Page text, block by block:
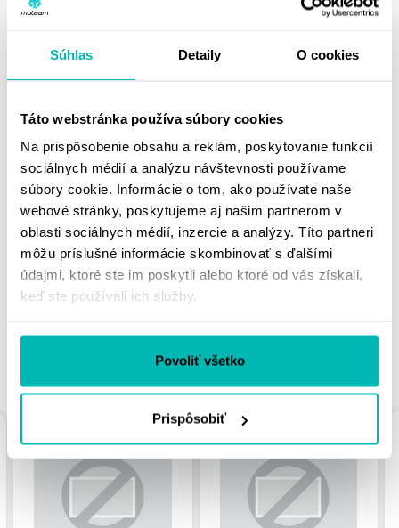
Súhlas Detaily O cookies
Táto webstránka používa súbory cookies
Na prispôsobenie obsahu a reklám, poskytovanie funkcií
sociálnych médií a analýzu návštevnosti používame
súbory cookie. Informácie o tom, ako používate naše
webové stránky, poskytujeme aj našim partnerom v
oblasti sociálnych médií, inzercie a analýzy. Títo partneri
môžu príslušné informácie skombinovať s ďalšími
údajmi, ktoré ste im poskytli alebo ktoré od vás získali,
keď ste používali ich služby.
Povoliť všetko
Prispôsobiť
REŤAZOVÁ ROZETA
ČIERNA 48T, 520
Doprava a vrátenie
MOHLO BY SA VÁM
PÁČIŤ
PODOBNÉ PRODUKTY